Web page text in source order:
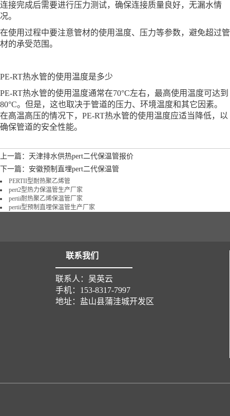
连接完成后需要进行压力测试，确保连接质量良好，无漏水情
况。
在使用过程中要注意管材的使用温度、压力等参数，避免超过管
材的承受范围。
PE-RT热水管的使用温度是多少
PE-RT热水管的使用温度通常在70°C左右，最高使用温度可达到
80°C。但是，这也取决于管道的压力、环境温度和其它因素。
在高温高压的情况下，PE-RT热水管的使用温度应适当降低，以
确保管道的安全性能。
上一篇：天津排水供热pert二代保温管报价
下一篇：安徽预制直埋pert二代保温管
PERTII型耐热聚乙烯管
pert2型热力保温管生产厂家
pertii耐热聚乙烯保温管厂家
pertii型预制直埋保温管生产厂家
联系我们
联系人：吴英云
手机：153-8317-7997
地址：盐山县蒲洼城开发区